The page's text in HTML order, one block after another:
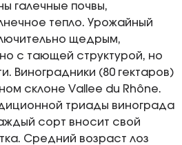
галечные почвы,
тепло. Урожайный
щедрым,
с тающей структурой, но
Виноградники (80 гектаров)
склоне Vallee du Rhône.
триады винограда
сорт вносит свой
Средний возраст лоз